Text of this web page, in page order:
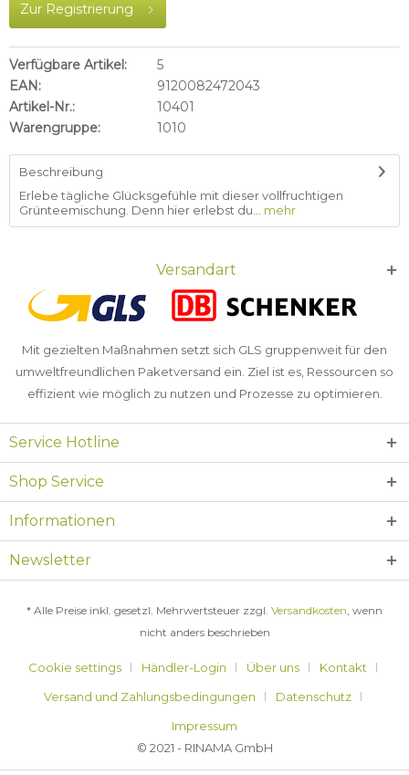
Zur Registrierung
Verfügbare Artikel:
5
EAN:
9120082472043
Artikel-Nr.:
10401
Warengruppe:
1010
Beschreibung
Erlebe tägliche Glücksgefühle mit dieser vollfruchtigen
Grünteemischung. Denn hier erlebst du...
mehr
Versandart
Mit gezielten Maßnahmen setzt sich GLS gruppenweit für den
umweltfreundlichen Paketversand ein. Ziel ist es, Ressourcen so
effizient wie möglich zu nutzen und Prozesse zu optimieren.
Service Hotline
Shop Service
Informationen
Newsletter
* Alle Preise inkl. gesetzl. Mehrwertsteuer zzgl. Versandkosten, wenn
nicht anders beschrieben
Cookie settings Händler-Login Über uns
Kontakt
Versand und Zahlungsbedingungen
Datenschutz
Impressum
© 2021 - RINAMA GmbH